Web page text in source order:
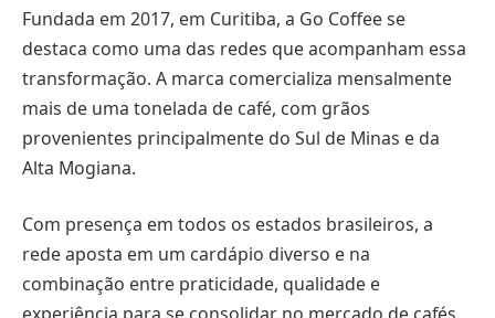
Fundada em 2017, em Curitiba, a Go Coffee se
destaca como uma das redes que acompanham essa
transformação. A marca comercializa mensalmente
mais de uma tonelada de café, com grãos
provenientes principalmente do Sul de Minas e da
Alta Mogiana.
Com presença em todos os estados brasileiros, a
rede aposta em um cardápio diverso e na
combinação entre praticidade, qualidade e